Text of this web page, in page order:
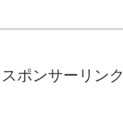
スポンサーリンク